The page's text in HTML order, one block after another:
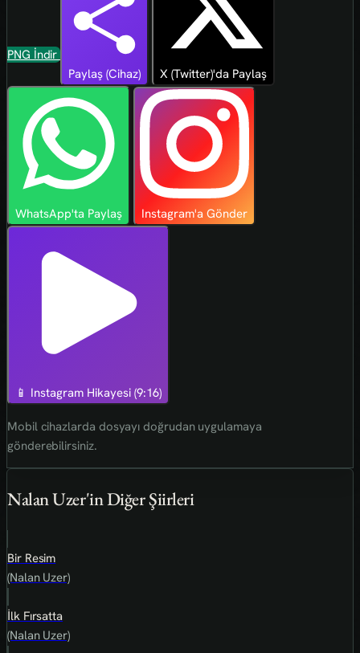
PNG İndir
Paylaş (Cihaz)
X (Twitter)'da Paylaş
WhatsApp'ta Paylaş Instagram'a Gönder
📱 Instagram Hikayesi (9:16)
Mobil cihazlarda dosyayı doğrudan uygulamaya
gönderebilirsiniz.
Nalan Uzer'in Diğer Şiirleri
Bir Resim
(Nalan Uzer)
İlk Fırsatta
(Nalan Uzer)